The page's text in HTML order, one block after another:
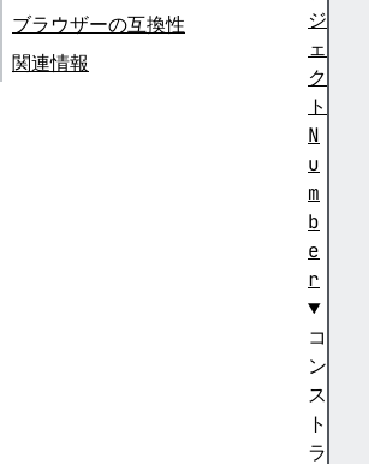
ブラウザーの互換性
関連情報
ジ
ェ
ク
ト
N
u
m
b
e
r
コ
ン
ス
ト
ラ